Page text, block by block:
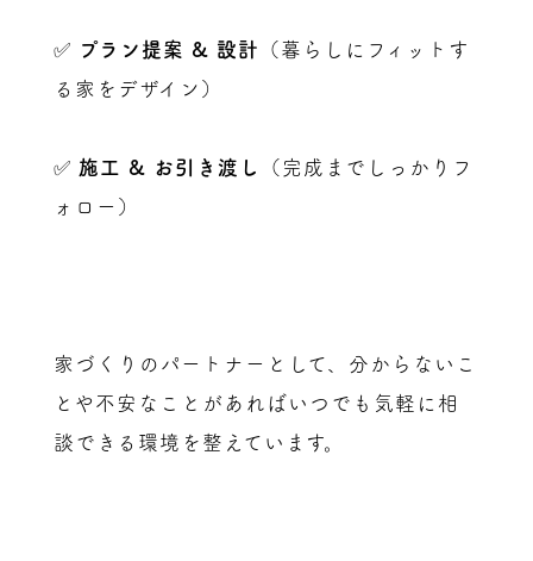
✅ プラン提案 & 設計
（暮らしにフィットす
る家をデザイン）
✅ 施工 & お引き渡し
（完成までしっかりフ
ォロー）
家づくりのパートナーとして、分からないこ
とや不安なことがあればいつでも気軽に相
談できる環境を整えています。